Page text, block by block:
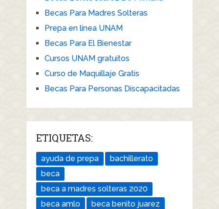
Becas Para Madres Solteras
Prepa en linea UNAM
Becas Para El Bienestar
Cursos UNAM gratuitos
Curso de Maquillaje Gratis
Becas Para Personas Discapacitadas
ETIQUETAS:
ayuda de prepa
bachillerato
beca
beca a madres solteras 2020
beca amlo
beca benito juarez